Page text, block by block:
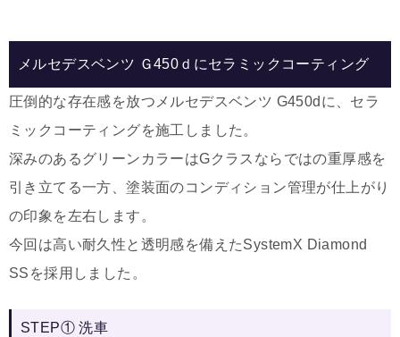
メルセデスベンツ Ｇ450ｄにセラミックコーティング
圧倒的な存在感を放つメルセデスベンツ G450dに、セラ
ミックコーティングを施工しました。
深みのあるグリーンカラーはGクラスならではの重厚感を
引き立てる一方、塗装面のコンディション管理が仕上がり
の印象を左右します。
今回は高い耐久性と透明感を備えたSystemX Diamond
SSを採用しました。
STEP① 洗車